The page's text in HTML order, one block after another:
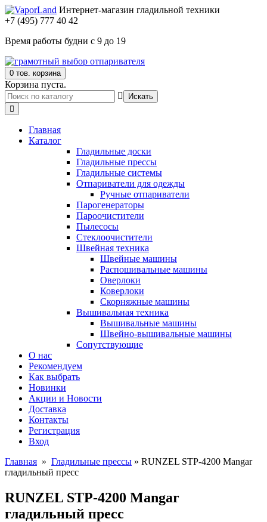
Интернет-магазин гладильной техники
+7 (495) 777 40 42
Время работы будни с 9 до 19
0 тов. корзина
Корзина пуста.
Искать
Главная
Каталог
Гладильные доски
Гладильные прессы
Гладильные системы
Отпариватели для одежды
Ручные отпариватели
Парогенераторы
Пароочистители
Пылесосы
Стеклоочистители
Швейная техника
Швейные машины
Распошивальные машины
Оверлоки
Коверлоки
Скорняжные машины
Вышивальная техника
Вышивальные машины
Швейно-вышивальные машины
Сопутствующие
О нас
Рекомендуем
Как выбрать
Новинки
Акции и Новости
Доставка
Контакты
Регистрация
Вход
Главная » Гладильные прессы » RUNZEL STP-4200 Mangar
гладильный пресс
RUNZEL STP-4200 Mangar
гладильный пресс